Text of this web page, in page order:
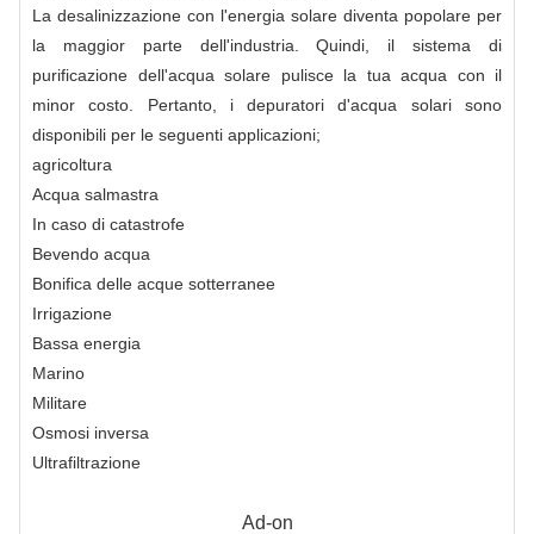
La desalinizzazione con l'energia solare diventa popolare per
la maggior parte dell'industria. Quindi, il sistema di
purificazione dell'acqua solare pulisce la tua acqua con il
minor costo. Pertanto, i depuratori d'acqua solari sono
disponibili per le seguenti applicazioni;
agricoltura
Acqua salmastra
In caso di catastrofe
Bevendo acqua
Bonifica delle acque sotterranee
Irrigazione
Bassa energia
Marino
Militare
Osmosi inversa
Ultrafiltrazione
Ad-on